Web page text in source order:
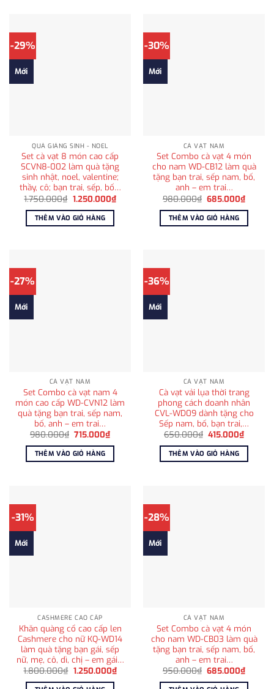
-29%
Mới
QUÀ GIÁNG SINH - NOEL
Set cà vạt 8 món cao cấp
SCVN8-002 làm quà tặng
sinh nhật, noel, valentine;
thầy, cô; bạn trai, sếp, bố…
1.750.000₫ Giá
là:
1.750.000₫.
1.250.000₫Giá
hiện
1.250.000₫.
THÊM VÀO GIỎ HÀNG
-30%
Mới
CÀ VẠT NAM
Set Combo cà vạt 4 món
cho nam WD-CB12 làm quà
tặng bạn trai, sếp nam, bố,
anh – em trai…
980.000₫ Giá
là:
980.000₫.
685.000₫Giá
hiện
tại
THÊM VÀO GIỎ HÀNG
-27%
Mới
CÀ VẠT NAM
Set Combo cà vạt nam 4
món cao cấp WD-CVN12 làm
quà tặng bạn trai, sếp nam,
bố, anh – em trai…
980.000₫ Giá
là:
980.000₫.
715.000₫Giá
tại
THÊM VÀO GIỎ HÀNG
-36%
Mới
CÀ VẠT NAM
Cà vạt vải lụa thời trang
phong cách doanh nhân
CVL-WD09 dành tặng cho
Sếp nam, bố, bạn trai,…
650.000₫ Giá
là:
650.000₫.
415.000₫Giá
tại
THÊM VÀO GIỎ HÀNG
-31%
Mới
CASHMERE CAO CẤP
Khăn quàng cổ cao cấp len
Cashmere cho nữ KQ-WD14
làm quà tặng bạn gái, sếp
nữ, mẹ, cô, dì, chị – em gái…
1.800.000₫ Giá
là:
1.250.000₫Giá
hiện
-28%
Mới
CÀ VẠT NAM
Set Combo cà vạt 4 món
cho nam WD-CB03 làm quà
tặng bạn trai, sếp nam, bố,
anh – em trai…
950.000₫ Giá
là:
685.000₫Giá
hiện
tại